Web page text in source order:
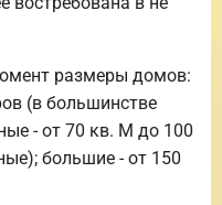
размеры домов:
(в большинстве
- от 70 кв. М до 100
большие - от 150